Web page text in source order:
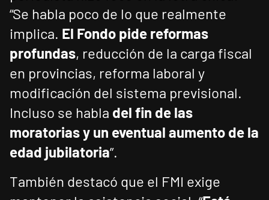
“Se habla poco de lo que realmente
implica. El Fondo pide reformas
profundas, reducción de la carga fiscal
en provincias, reforma laboral y
modificación del sistema previsional.
Incluso se habla del fin de las
moratorias y un eventual aumento de la
edad jubilatoria”.
También destacó que el FMI exige